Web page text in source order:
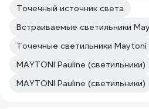
Точечный источник света
Встраиваемые светильники
Точечные светильники Maytoni
MAYTONI Pauline (светильники)
MAYTONI Pauline (светильники)